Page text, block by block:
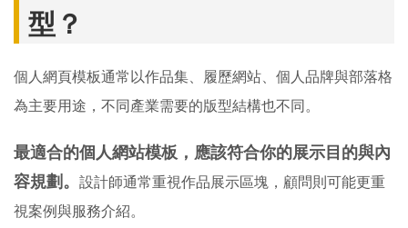
型？
個人網頁模板通常以作品集、履歷網站、個人品牌與部落格
為主要用途，不同產業需要的版型結構也不同。
最適合的個人網站模板，應該符合你的展示目的與內
容規劃。 設計師通常重視作品展示區塊，顧問則可能更重
視案例與服務介紹。